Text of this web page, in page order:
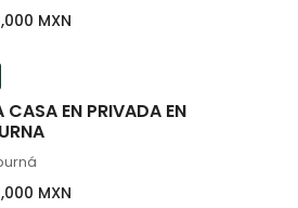
MXN
CASA EN PRIVADA EN
MXN